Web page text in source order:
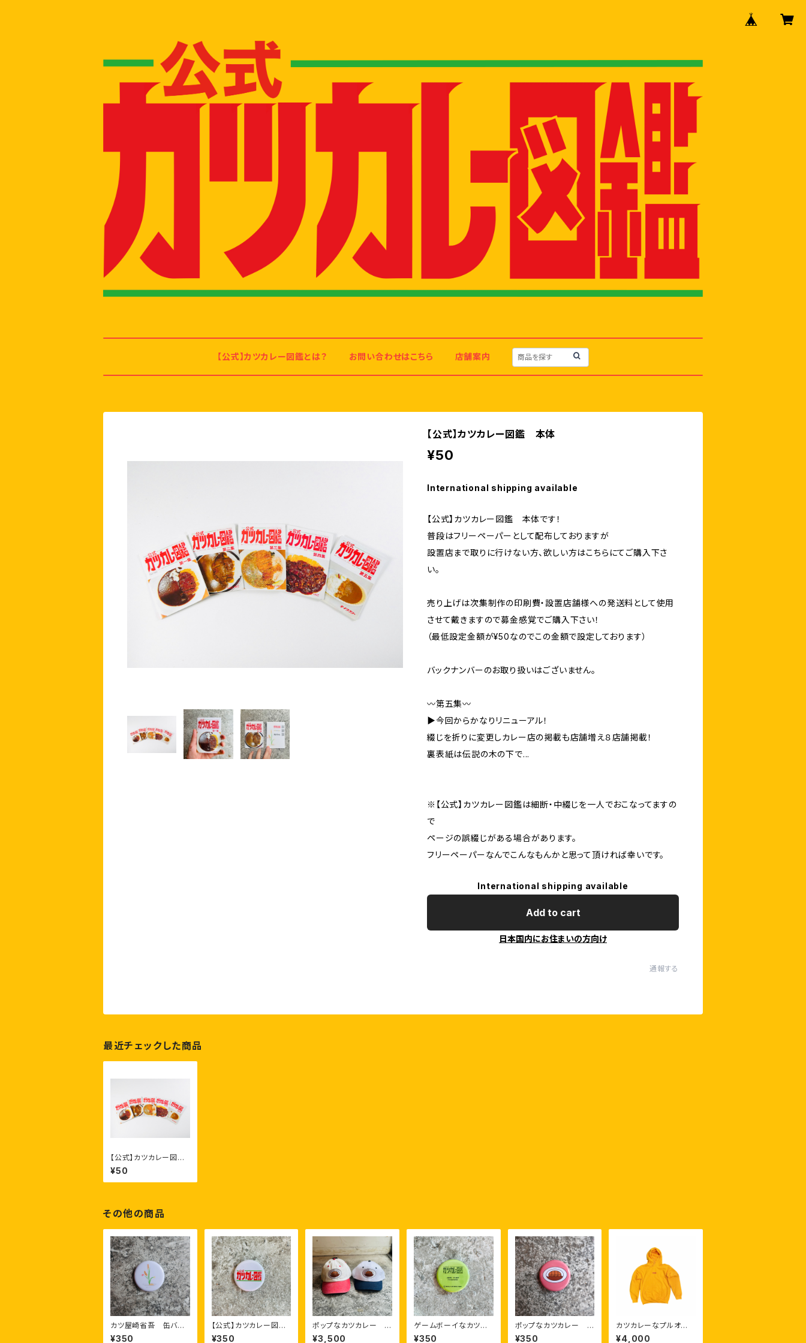
【公式】カツカレー図鑑とは？ お問い合わせはこちら 店舗案内
【公式】カツカレー図鑑 本体
¥50
International shipping available
【公式】カツカレー図鑑 本体です！
普段はフリーペーパーとして配布しておりますが
設置店まで取りに行けない方、欲しい方はこちらにてご購入下さ
い。
売り上げは次集制作の印刷費・設置店舗様への発送料として使用
させて戴きますので募金感覚でご購入下さい！
（最低設定金額が¥50なのでこの金額で設定しております）
バックナンバーのお取り扱いはございません。
〰︎第五集〰︎
▶︎今回からかなりリニューアル！
綴じを折りに変更しカレー店の掲載も店舗増え８店舗掲載！
裏表紙は伝説の木の下で...
※【公式】カツカレー図鑑は細断・中綴じを一人でおこなってますの
で
ページの誤綴じがある場合があります。
フリーペーパーなんでこんなもんかと思って頂ければ幸いです。
International shipping available
Add to cart
日本国内にお住まいの方向け
通報する
最近チェックした商品
【公式】カツカレー図
鑑 本体
¥50
その他の商品
カツ屋崎省吾 缶バッ
ジ
¥350
【公式】カツカレー図鑑
ロゴ ドット缶バッジ
¥350
ポップなカツカレー キ
ャップ
¥3,500
ゲームボーイなカツカ
¥350
ポップなカツカレー
缶バッジ
¥350
カツカレーなプルオー
バーパーカー
¥4,000